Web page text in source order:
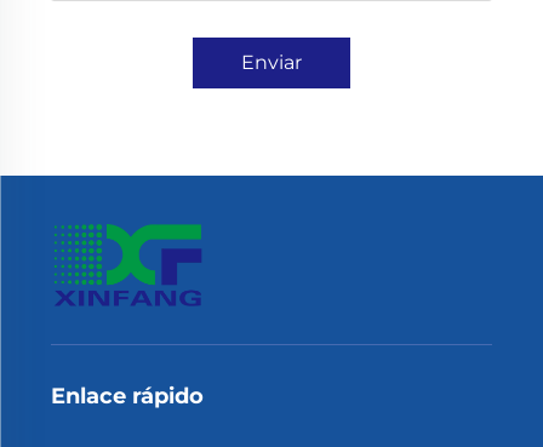
Enviar
Enlace rápido